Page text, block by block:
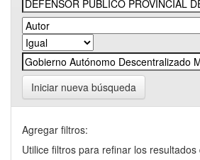
Iniciar nueva búsqueda
Agregar filtros:
Utilice filtros para refinar los